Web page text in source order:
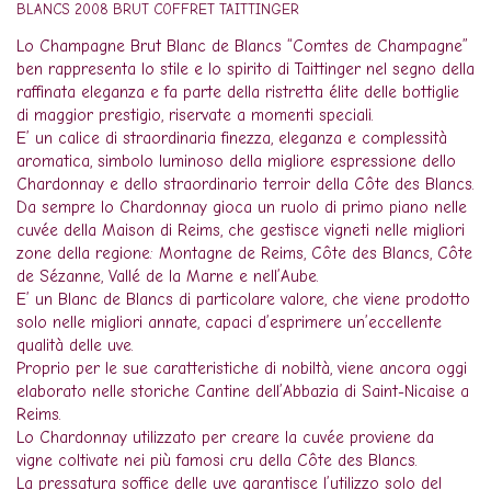
BLANCS 2008 BRUT COFFRET TAITTINGER
Lo Champagne Brut Blanc de Blancs “Comtes de Champagne”
ben rappresenta lo stile e lo spirito di Taittinger nel segno della
raffinata eleganza e fa parte della ristretta élite delle bottiglie
di maggior prestigio, riservate a momenti speciali.
E’ un calice di straordinaria finezza, eleganza e complessità
aromatica, simbolo luminoso della migliore espressione dello
Chardonnay e dello straordinario terroir della Côte des Blancs.
Da sempre lo Chardonnay gioca un ruolo di primo piano nelle
cuvée della Maison di Reims, che gestisce vigneti nelle migliori
zone della regione: Montagne de Reims, Côte des Blancs, Côte
de Sézanne, Vallé de la Marne e nell’Aube.
E’ un Blanc de Blancs di particolare valore, che viene prodotto
solo nelle migliori annate, capaci d’esprimere un’eccellente
qualità delle uve.
Proprio per le sue caratteristiche di nobiltà, viene ancora oggi
elaborato nelle storiche Cantine dell’Abbazia di Saint-Nicaise a
Reims.
Lo Chardonnay utilizzato per creare la cuvée proviene da
vigne coltivate nei più famosi cru della Côte des Blancs.
La pressatura soffice delle uve garantisce l’utilizzo solo del